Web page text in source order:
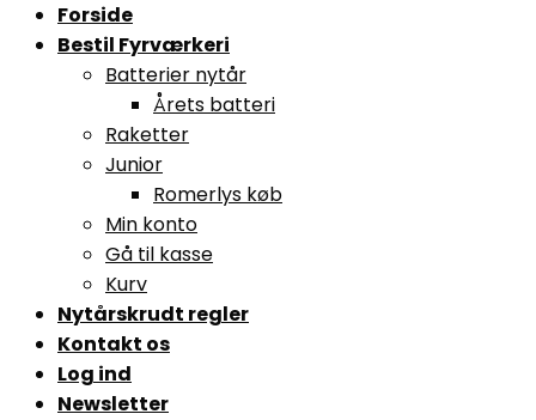
Forside
Bestil Fyrværkeri
Batterier nytår
Årets batteri
Raketter
Junior
Romerlys køb
Min konto
Gå til kasse
Kurv
Nytårskrudt regler
Kontakt os
Log ind
Newsletter